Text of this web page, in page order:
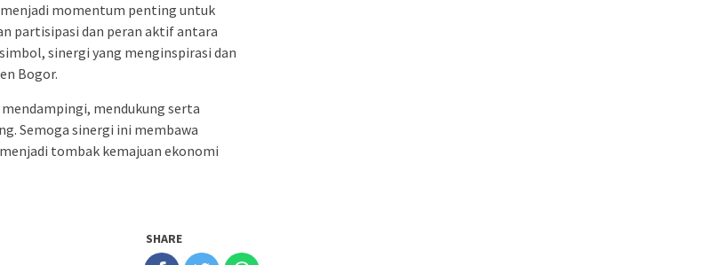
momentum penting untuk
partisipasi dan peran aktif antara
sinergi yang menginspirasi dan
Bogor.
mendukung serta
Semoga sinergi ini membawa
tombak kemajuan ekonomi
SHARE